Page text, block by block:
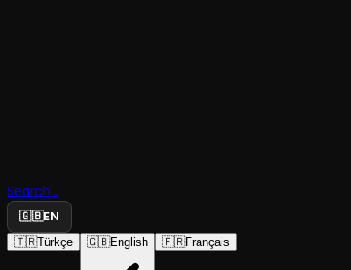
Search...
🇬🇧EN
🇹🇷Türkçe 🇬🇧English 🇫🇷Français
Sanat